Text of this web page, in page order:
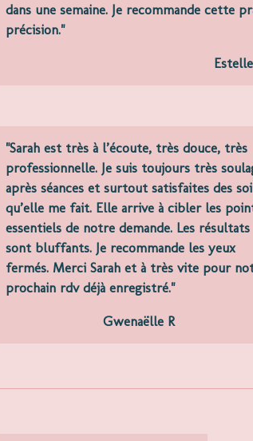
dans une semaine. Je recommande cette
précision."
"Sarah est très à l’écoute, très douce, très
professionnelle. Je suis toujours très
après séances et surtout satisfaites des
qu’elle me fait. Elle arrive à cibler les
essentiels de notre demande. Les résultats
sont bluffants. Je recommande les yeux
fermés. Merci Sarah et à très vite pour
prochain rdv déjà enregistré."
Gwenaëlle R